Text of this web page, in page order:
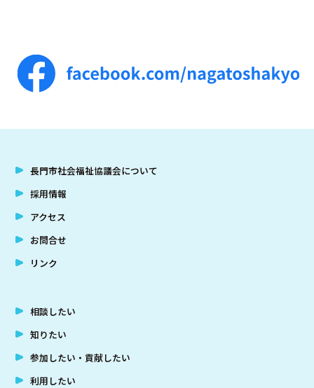
長門市社会福祉協議会について
採用情報
アクセス
お問合せ
リンク
相談したい
知りたい
参加したい・貢献したい
利用したい